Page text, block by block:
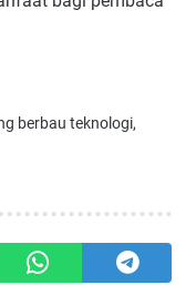
berbau teknologi,